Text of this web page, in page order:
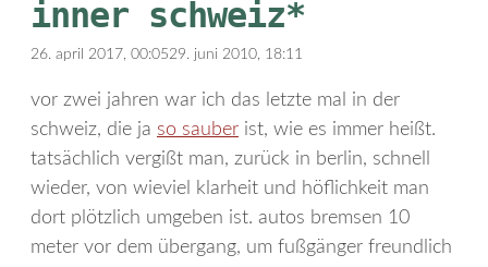
inner schweiz*
26. april 2017, 00:0529. juni 2010, 18:11
vor zwei jahren war ich das letzte mal in der
schweiz, die ja so sauber ist, wie es immer heißt.
tatsächlich vergißt man, zurück in berlin, schnell
wieder, von wieviel klarheit und höflichkeit man
dort plötzlich umgeben ist. autos bremsen 10
meter vor dem übergang, um fußgänger freundlich